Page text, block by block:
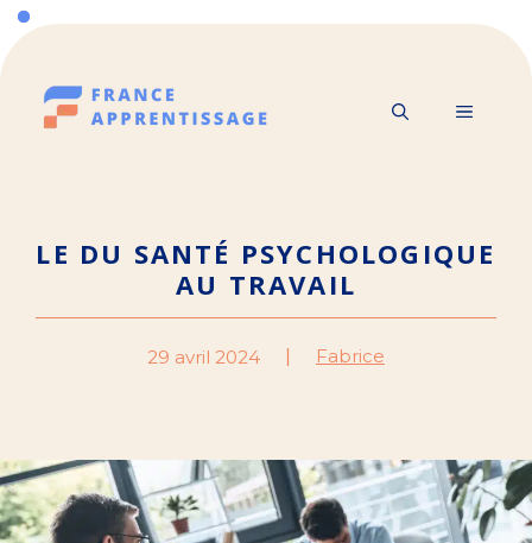
Aller
au
contenu
MENU
LE DU SANTÉ PSYCHOLOGIQUE
AU TRAVAIL
29 avril 2024 Fabrice